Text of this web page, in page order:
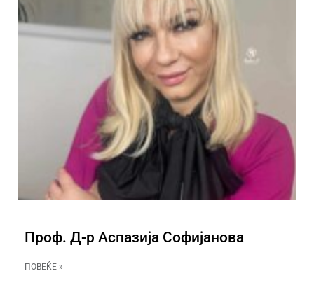
Проф. Д-р Аспазија Софијанова
ПОВЕЌЕ »